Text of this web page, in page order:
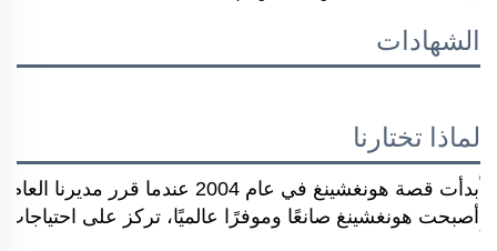
الشهادات
لماذا تختارنا
بدأت قصة هونغشينغ في عام
أصبحت هونغشينغ صانعًا وموفرًا عالميًا، تركز على احتياجات